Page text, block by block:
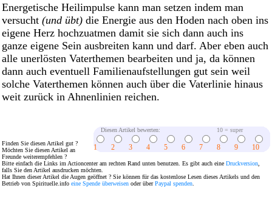
Energetische Heilimpulse kann man setzen indem man
versucht (und übt) die Energie aus den Hoden nach oben ins
eigene Herz hochzuatmen damit sie sich dann auch ins
ganze eigene Sein ausbreiten kann und darf. Aber eben auch
alle unerlösten Vaterthemen bearbeiten und ja, da können
dann auch eventuell Familienaufstellungen gut sein weil
solche Vaterthemen können auch über die Vaterlinie hinaus
weit zurück in Ahnenlinien reichen.
Diesen Artikel bewerten: 10 = super
1 2 3 4 5 6 7 8 9 10
Finden Sie diesen Artikel gut ?
Möchten Sie diesen Artikel an
Freunde weiterempfehlen ?
Bitte einfach die Links im Actioncenter am rechten Rand unten benutzen. Es gibt auch eine Druckversion
falls Sie den Artikel ausdrucken möchten.
Hat Ihnen dieser Artikel die Augen geöffnet ? Sie können für das kostenlose Lesen dieses Artikels und den
Betrieb von Spirituelle.info eine Spende überweisen oder überPaypal spenden